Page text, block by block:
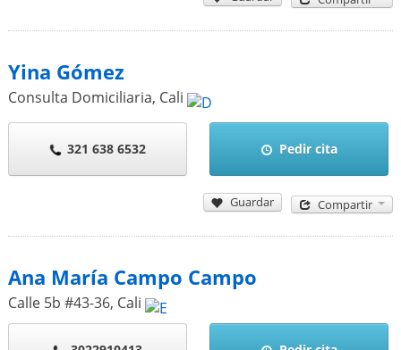
Yina Gómez
Consulta Domiciliaria, Cali
321 638 6532 Pedir cita
Guardar Compartir
Ana María Campo Campo
Calle 5b #43-36, Cali